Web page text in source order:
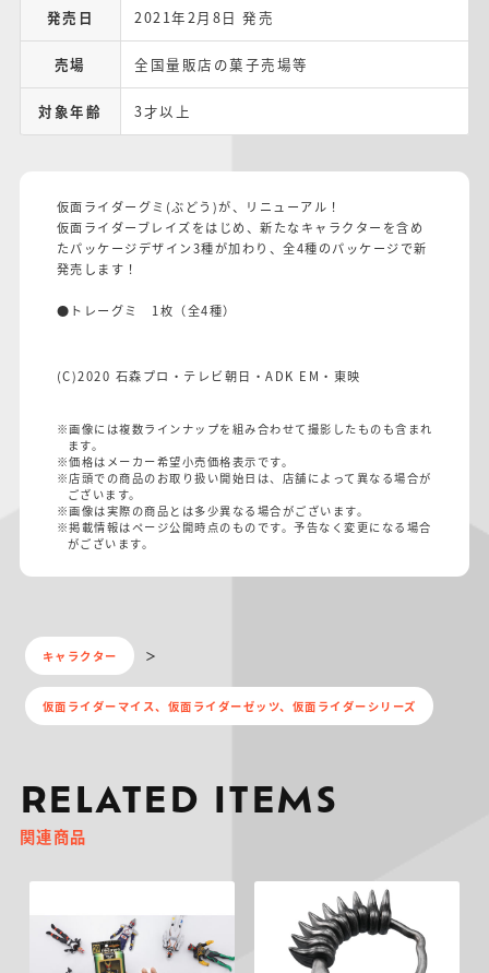
発売日 2021年2月8日 発売
売場 全国量販店の菓子売場等
対象年齢 3才以上
仮面ライダーグミ(ぶどう)が、リニューアル！
仮面ライダーブレイズをはじめ、新たなキャラクターを含め
たパッケージデザイン3種が加わり、全4種のパッケージで新
発売します！
●トレーグミ 1枚（全4種）
(C)2020 石森プロ・テレビ朝日・ADK EM・東映
※画像には複数ラインナップを組み合わせて撮影したものも含まれ
ます。
※価格はメーカー希望小売価格表示です。
※店頭での商品のお取り扱い開始日は、店舗によって異なる場合が
ございます。
※画像は実際の商品とは多少異なる場合がございます。
※掲載情報はページ公開時点のものです。予告なく変更になる場合
がございます。
キャラクター
仮面ライダーマイス、仮面ライダーゼッツ、仮面ライダーシリーズ
RELATED ITEMS
関連商品